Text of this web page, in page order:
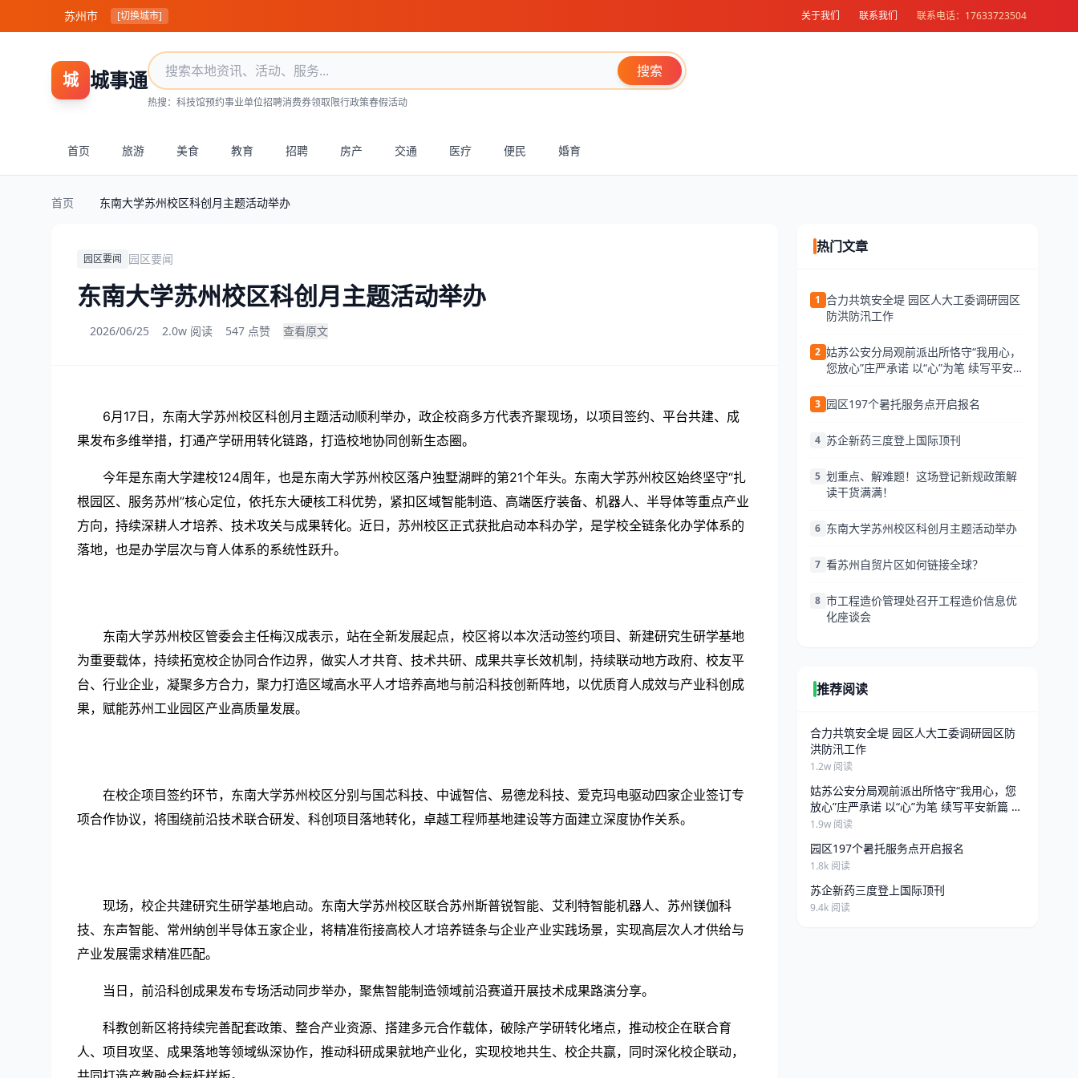
苏州市 [切换城市] 关于我们 联系我们 联系电话：17633723504
城 城事通 搜索
热搜： 科技馆预约事业单位招聘消费券领取限行政策春假活动
首页 旅游 美食 教育 招聘 房产 交通 医疗 便民 婚育
首页 东南大学苏州校区科创月主题活动举办
园区要闻 园区要闻
东南大学苏州校区科创月主题活动举办
2026/06/25 2.0w 阅读 547 点赞 查看原文
6月17日，东南大学苏州校区科创月主题活动顺利举办，政企校商多方代表齐聚现场，以项目签约、平台共建、成
果发布多维举措，打通产学研用转化链路，打造校地协同创新生态圈。
今年是东南大学建校124周年，也是东南大学苏州校区落户独墅湖畔的第21个年头。东南大学苏州校区始终坚守“扎
根园区、服务苏州”核心定位，依托东大硬核工科优势，紧扣区域智能制造、高端医疗装备、机器人、半导体等重点产业
方向，持续深耕人才培养、技术攻关与成果转化。近日，苏州校区正式获批启动本科办学，是学校全链条化办学体系的
落地，也是办学层次与育人体系的系统性跃升。
东南大学苏州校区管委会主任梅汉成表示，站在全新发展起点，校区将以本次活动签约项目、新建研究生研学基地
为重要载体，持续拓宽校企协同合作边界，做实人才共育、技术共研、成果共享长效机制，持续联动地方政府、校友平
台、行业企业，凝聚多方合力，聚力打造区域高水平人才培养高地与前沿科技创新阵地，以优质育人成效与产业科创成
果，赋能苏州工业园区产业高质量发展。
在校企项目签约环节，东南大学苏州校区分别与国芯科技、中诚智信、易德龙科技、爱克玛电驱动四家企业签订专
项合作协议，将围绕前沿技术联合研发、科创项目落地转化，卓越工程师基地建设等方面建立深度协作关系。
现场，校企共建研究生研学基地启动。东南大学苏州校区联合苏州斯普锐智能、艾利特智能机器人、苏州镁伽科
技、东声智能、常州纳创半导体五家企业，将精准衔接高校人才培养链条与企业产业实践场景，实现高层次人才供给与
产业发展需求精准匹配。
当日，前沿科创成果发布专场活动同步举办，聚焦智能制造领域前沿赛道开展技术成果路演分享。
科教创新区将持续完善配套政策、整合产业资源、搭建多元合作载体，破除产学研转化堵点，推动校企在联合育
人、项目攻坚、成果落地等领域纵深协作，推动科研成果就地产业化，实现校地共生、校企共赢，同时深化校企联动，
热门文章
1 合力共筑安全堤 园区人大工委调研园区
防洪防汛工作
2 姑苏公安分局观前派出所恪守“我用心，
您放心”庄严承诺 以“心”为笔 续写平安新
06-25 13:34 访问量:
3 园区197个暑托服务点开启报名
4 苏企新药三度登上国际顶刊
5 划重点、解难题！这场登记新规政策解
读干货满满！
6 东南大学苏州校区科创月主题活动举办
7 看苏州自贸片区如何链接全球？
8 市工程造价管理处召开工程造价信息优
化座谈会
推荐阅读
合力共筑安全堤 园区人大工委调研园区防
洪防汛工作
1.2w 阅读
姑苏公安分局观前派出所恪守“我用心，您
放心”庄严承诺 以“心”为笔 续写平安新篇 来
源：苏州市公安局 发布日期:2026-06-25
1.9w 阅读
园区197个暑托服务点开启报名
1.8k 阅读
苏企新药三度登上国际顶刊
9.4k 阅读